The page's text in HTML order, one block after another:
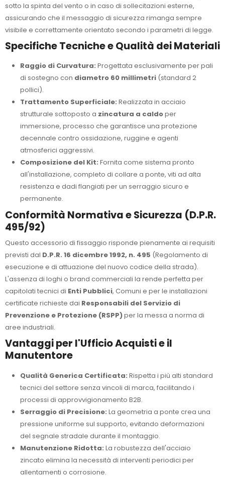
sotto la spinta del vento o in caso di sollecitazioni esterne,
assicurando che il messaggio di sicurezza rimanga sempre
visibile e correttamente orientato secondo i parametri di legge.
Specifiche Tecniche e Qualità dei Materiali
Raggio di Curvatura: Progettata esclusivamente per pali
di sostegno con diametro 60 millimetri (standard 2
pollici).
Trattamento Superficiale: Realizzata in acciaio
strutturale sottoposto a zincatura a caldoper
immersione, processo che garantisce una protezione
decennale contro ossidazione, ruggine e agenti
atmosferici aggressivi.
Composizione del Kit: Fornita come sistema pronto
all'installazione, completo di collare a ponte, viti ad alta
resistenza e dadi flangiati per un serraggio sicuro e
permanente.
Conformità Normativa e Sicurezza (D.P.R.
495/92)
Questo accessorio di fissaggio risponde pienamente ai requisiti
previsti dal D.P.R. 16 dicembre 1992, n. 495 (Regolamento di
esecuzione e di attuazione del nuovo codice della strada).
L'assenza di loghi o brand commerciali la rende perfetta per
capitolati tecnici di Enti Pubblici, Comuni e per le installazioni
certificate richieste dai Responsabili del Servizio di
Prevenzione e Protezione (RSPP)per la messa a norma di
aree industriali.
Vantaggi per l'Ufficio Acquisti e il
Manutentore
Qualità Generica Certificata: Rispetta i più alti standard
tecnici del settore senza vincoli di marca, facilitando i
processi di approvvigionamento B2B.
Serraggio di Precisione: La geometria a ponte crea una
pressione uniforme sul supporto, evitando deformazioni
del segnale stradale durante il montaggio.
Manutenzione Ridotta: La robustezza dell'acciaio
zincato elimina la necessità di interventi periodici per
allentamenti o corrosione.